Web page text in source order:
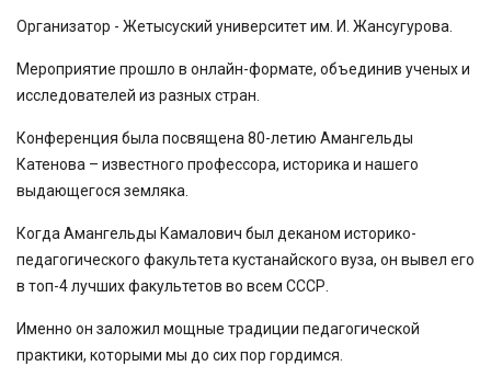
Организатор - Жетысуский университет им. И. Жансугурова.
Мероприятие прошло в онлайн-формате, объединив ученых и
исследователей из разных стран.
Конференция была посвящена 80-летию Амангельды
Катенова – известного профессора, историка и нашего
выдающегося земляка.
Когда Амангельды Камалович был деканом историко-
педагогического факультета кустанайского вуза, он вывел его
в топ-4 лучших факультетов во всем СССР.
Именно он заложил мощные традиции педагогической
практики, которыми мы до сих пор гордимся.